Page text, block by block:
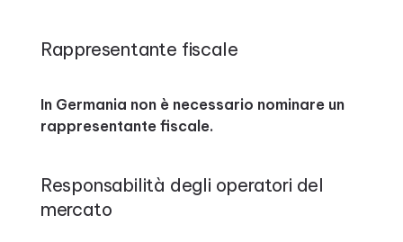
Rappresentante fiscale
In Germania non è necessario nominare un
rappresentante fiscale.
Responsabilità degli operatori del
mercato